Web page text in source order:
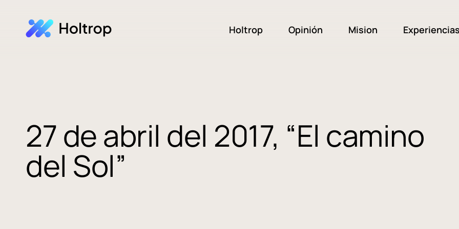
Holtrop Opinión Mision Experiencias
27 de abril del 2017, “El camino
del Sol”